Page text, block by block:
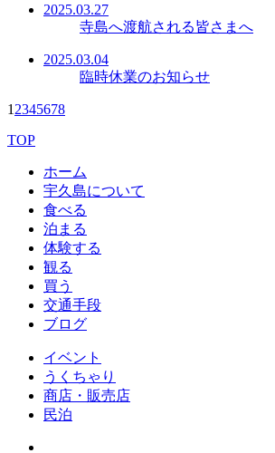
2025.03.27
寺島へ渡航される皆さまへ
2025.03.04
臨時休業のお知らせ
1 2345678
TOP
ホーム
宇久島について
食べる
泊まる
体験する
観る
買う
交通手段
ブログ
イベント
うくちゃり
商店・販売店
民泊